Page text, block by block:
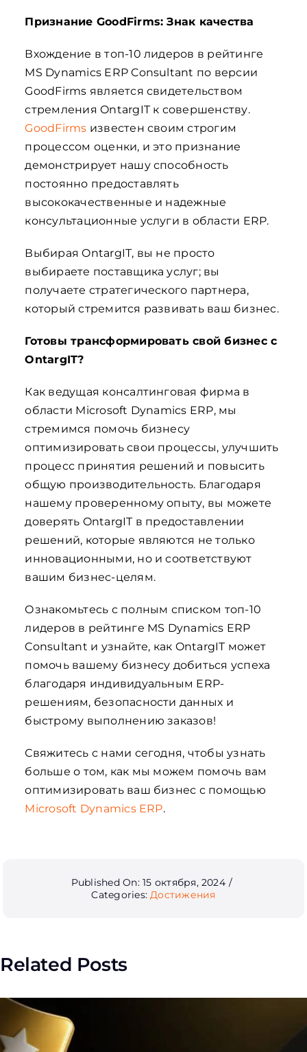
Признание GoodFirms: Знак качества
Вхождение в топ-10 лидеров в рейтинге
MS Dynamics ERP Consultant по версии
GoodFirms является свидетельством
стремления OntargIT к совершенству.
GoodFirms известен своим строгим
процессом оценки, и это признание
демонстрирует нашу способность
постоянно предоставлять
высококачественные и надежные
консультационные услуги в области ERP.
Выбирая OntargIT, вы не просто
выбираете поставщика услуг; вы
получаете стратегического партнера,
который стремится развивать ваш бизнес.
Готовы трансформировать свой бизнес с
OntargIT?
Как ведущая консалтинговая фирма в
области Microsoft Dynamics ERP, мы
стремимся помочь бизнесу
оптимизировать свои процессы, улучшить
процесс принятия решений и повысить
общую производительность. Благодаря
нашему проверенному опыту, вы можете
доверять OntargIT в предоставлении
решений, которые являются не только
инновационными, но и соответствуют
вашим бизнес-целям.
Ознакомьтесь с полным списком топ-10
лидеров в рейтинге MS Dynamics ERP
Consultant и узнайте, как OntargIT может
помочь вашему бизнесу добиться успеха
благодаря индивидуальным ERP-
решениям, безопасности данных и
быстрому выполнению заказов!
Свяжитесь с нами сегодня, чтобы узнать
больше о том, как мы можем помочь вам
оптимизировать ваш бизнес с помощью
Microsoft Dynamics ERP.
Published On: 15 октября, 2024 /
Categories:Достижения
Related Posts